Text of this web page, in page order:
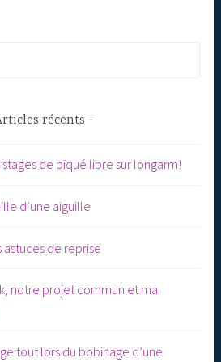
récents
de piqué libre sur longarm!
d’une aiguille
astuces de reprise
notre projet commun et ma
tout lors du bobinage d’une